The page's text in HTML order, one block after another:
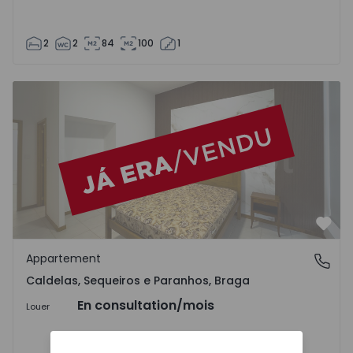
2 2 84 100 1
Appartement T1 Amares, Caldelas, Sequeiros e
Caldelas, Sequeiros e Paranhos, Braga
Appartement
Caldelas, Sequeiros e Paranhos, Braga
Louer En consultation/mois